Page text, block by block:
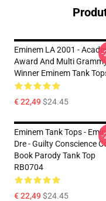
Eminem LA 2001 -
Award And Multi Grammy
Winner Eminem Tank
€ 22,49$24.45
-
Eminem Tank Tops -
Dre - Guilty Conscience
Book Parody Tank Top
RB0704
€ 22,49$24.45
-